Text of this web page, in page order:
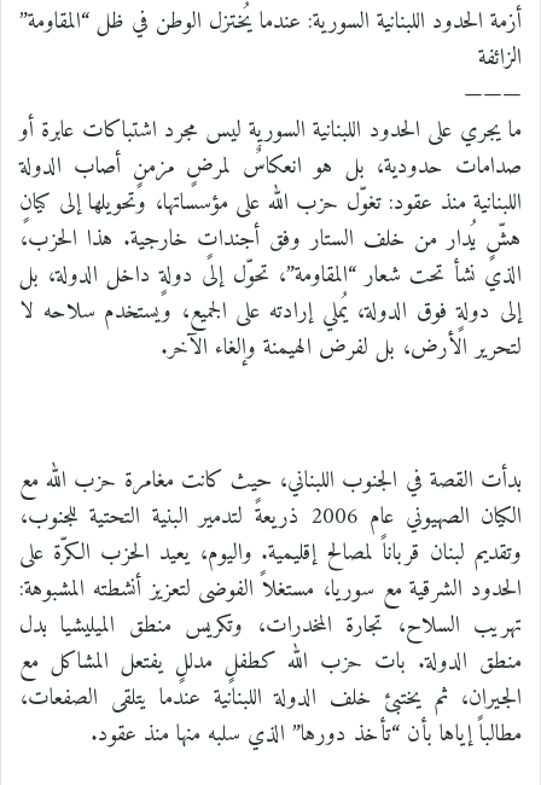
أزمة الحدود اللبنانية السورية: عندما يُختزل الوطن في ظل “المقاومة”
الزائفة
———
ما يجري على الحدود اللبنانية السورية ليس مجرد اشتباكات عابرة أو
صدامات حدودية، بل هو انعكاسٌ لمرضٍ مزمنٍ أصاب الدولة
اللبنانية منذ عقود: تغوّل حزب الله على مؤسساتها، وتحويلها إلى كيانٍ
هشٍّ يُدار من خلف الستار وفق أجنداتٍ خارجية. هذا الحزب،
الذي نشأ تحت شعار “المقاومة”، تحوّل إلى دولةٍ داخل الدولة، بل
إلى دولةٍ فوق الدولة، يُملي إرادته على الجميع، ويستخدم سلاحه لا
لتحرير الأرض، بل لفرض الهيمنة وإلغاء الآخر.
بدأت القصة في الجنوب اللبناني، حيث كانت مغامرة حزب الله مع
الكيان الصهيوني عام 2006 ذريعةً لتدمير البنية التحتية للجنوب،
وتقديم لبنان قرباناً لمصالح إقليمية. واليوم، يعيد الحزب الكرّة على
الحدود الشرقية مع سوريا، مستغلاً الفوضى لتعزيز أنشطته المشبوهة:
تهريب السلاح، تجارة المخدرات، وتكريس منطق الميليشيا بدل
منطق الدولة. بات حزب الله كطفلٍ مدللٍ يفتعل المشاكل مع
الجيران، ثم يختبئ خلف الدولة اللبنانية عندما يتلقى الصفعات،
مطالباً إياها بأن “تأخذ دورها” الذي سلبه منها منذ عقود.